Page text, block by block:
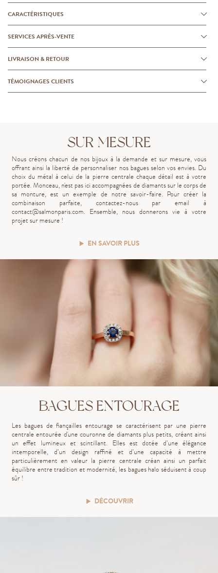
CARACTÉRISTIQUES
SERVICES APRÈS-VENTE
LIVRAISON & RETOUR
TÉMOIGNAGES CLIENTS
SUR MESURE
Nous créons chacun de nos bijoux à la demande et sur mesure, vous
offrant ainsi la liberté de personnaliser nos bagues selon vos envies. Du
choix du métal à celui de la pierre centrale chaque détail est à votre
portée. Monceau, n'est pas ici accompagnées de diamants sur le corps de
sa monture, est un exemple de notre savoir-faire. Pour créer la
combinaison parfaite, contactez-nous par email à
contact@salmonparis.com. Ensemble, nous donnerons vie à votre
projet sur mesure !
EN SAVOIR PLUS
BAGUES ENTOURAGE
Les bagues de fiançailles entourage se caractérisent par une pierre
centrale entourée d'une couronne de diamants plus petits, créant ainsi
un effet lumineux et scintillant. Elles est dotée d’une élégance
intemporelle, d’un design raffiné et d’une capacité à mettre
particulièrement en valeur la pierre centrale créan ainsi un parfait
équilibre entre tradition et modernité, les bagues halo séduisent à coup
sûr !
DÉCOUVRIR